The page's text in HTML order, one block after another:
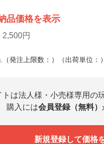
品価格を表示
円
（発注上限数：）（出荷単位：）
トは法人様・小売様専用の
購入には会員登録（無料）
新規登録して価格